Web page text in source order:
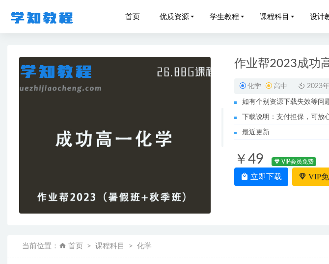
首页 优质资源 学生教程 课程科目 设计
作业帮2023成功
化学 高中 2023
如有个别资源下载失效等问
下载说明：支付担保，可
最近更新
￥49 VIP会员免费
立即下载 VIP
当前位置： 首页 课程科目 化学
作业帮2025何红艳高三英语a+一二三轮
2023邵轶辰高三历史课程高考历史二三轮
2022廖耀华高三化学a+班高考一轮复习
2022年王嘉庆高中数学教程全程班-视频教